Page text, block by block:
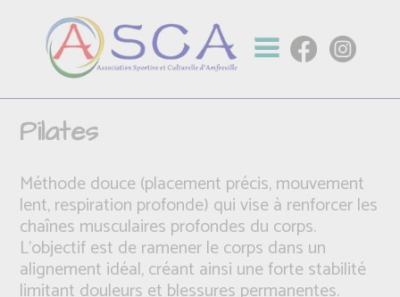
Pilates
Méthode douce (placement précis, mouvement
lent, respiration profonde) qui vise à renforcer les
chaînes musculaires profondes du corps.
L'objectif est de ramener le corps dans un
alignement idéal, créant ainsi une forte stabilité